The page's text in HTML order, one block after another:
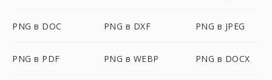
PNG в DOC PNG в DXF PNG в JPEG
PNG в PDF PNG в WEBP PNG в DOCX